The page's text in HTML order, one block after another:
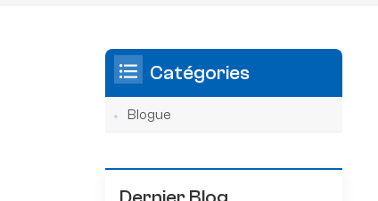
Catégories
Blogue